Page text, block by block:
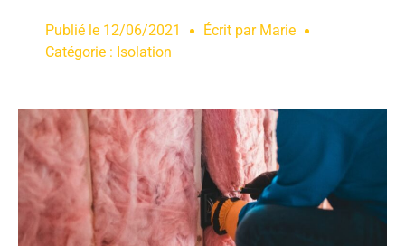
Publié le 12/06/2021 Écrit parMarie
Catégorie : Isolation